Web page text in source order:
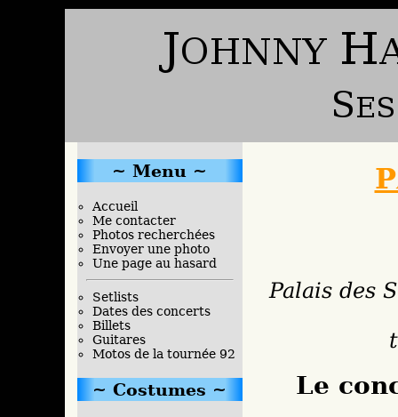
Palais des
Le
Menu
Accueil
Me contacter
Photos recherchées
Envoyer une photo
Une page au hasard
Setlists
Dates des concerts
Billets
Guitares
Motos de la tournée 92
Costumes